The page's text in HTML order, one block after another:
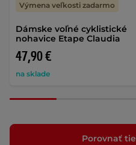
Dámske voľné cyklistické
nohavice Etape Claudia
47,90 €
na sklade
Výmena veľkosti zadarmo
Porovnať